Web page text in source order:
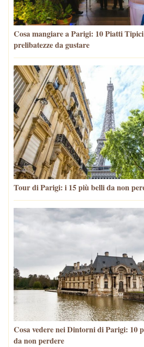
Cosa mangiare a Parigi: 10 Piatti
prelibatezze da gustare
Tour di Parigi: i 15 più belli da non
Cosa vedere nei Dintorni di Parigi: 10
da non perdere